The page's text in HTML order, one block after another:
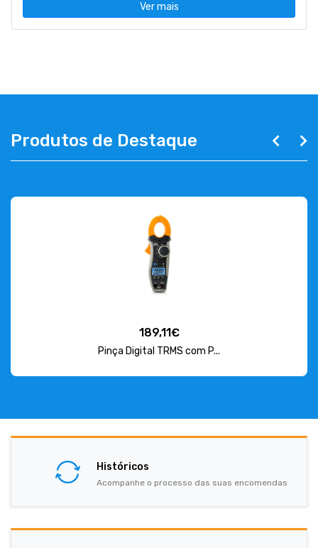
Ver mais
Produtos de Destaque
189,11€
Pinça Digital TRMS com P...
Históricos
Acompanhe o processo das suas encomendas